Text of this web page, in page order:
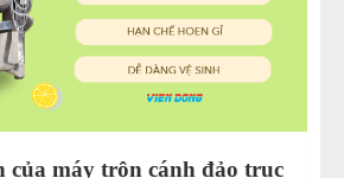
ngang 10kg
đánh trứng 30 Lit B30G
phẩm nằm ngang 50Kg
của máy trộn cánh đảo trục